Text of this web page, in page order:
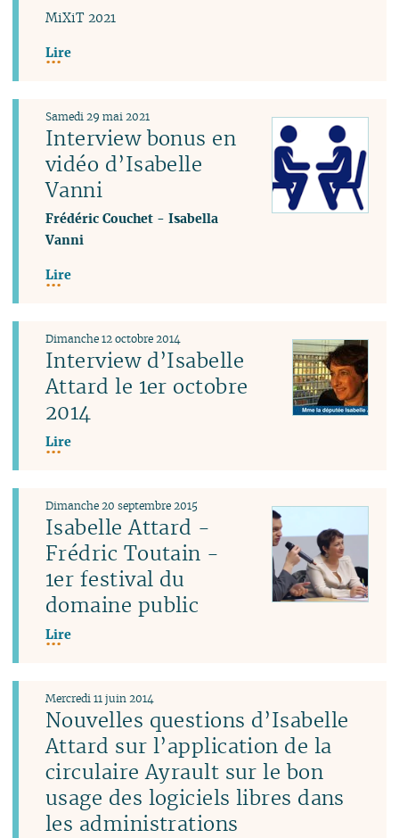
MiXiT 2021
Lire
Interview bonus en
vidéo d’Isabelle
Vanni
Samedi 29 mai 2021
Frédéric Couchet -Isabella
Vanni
Lire
Interview d’Isabelle
Attard le 1er octobre
2014
Dimanche 12 octobre 2014
Lire
Isabelle Attard -
Frédric Toutain -
1er festival du
domaine public
Dimanche 20 septembre 2015
Lire
Nouvelles questions d’Isabelle
Attard sur l’application de la
circulaire Ayrault sur le bon
usage des logiciels libres dans
les administrations
Mercredi 11 juin 2014